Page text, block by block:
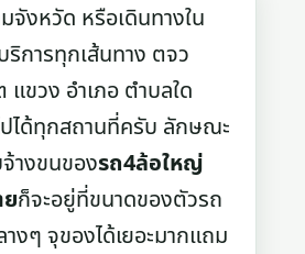
งหวัด หรือเดินทางใน
ริการทุกเส้นทาง ตจว
ขวง อำเภอ ตำบลใด
ปได้ทุกสถานที่ครับ ลักษณะ
างขนของรถ4ล้อใหญ่
ก็จะอยู่ที่ขนาดของตัวรถ
างๆ จุของได้เยอะมากแถม